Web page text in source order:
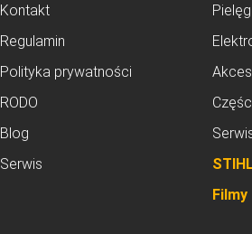
Kontakt
Regulamin
Polityka prywatności
RODO
Blog
Serwis